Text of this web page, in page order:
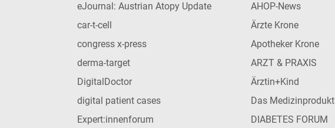
eJournal: Austrian Atopy Update
car-t-cell
congress x-press
derma-target
DigitalDoctor
digital patient cases
Expert:innenforum
AHOP-News
Ärzte Krone
Apotheker Krone
ARZT & PRAXIS
Ärztin+Kind
Das Medizinprodukt
DIABETES FORUM